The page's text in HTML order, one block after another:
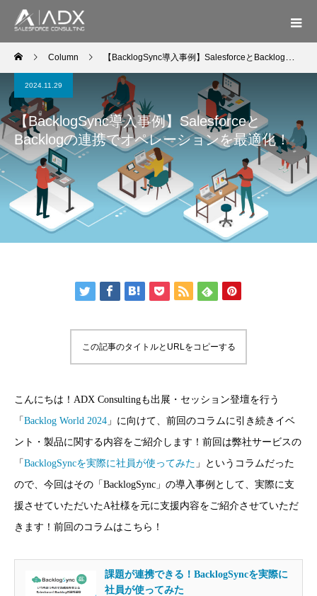
Column 【BacklogSync導入事例】SalesforceとBacklogの連携でオペレーションを最適化！
2024.11.29
【BacklogSync導入事例】Salesforceと
Backlogの連携でオペレーションを最適化！
この記事のタイトルとURLをコピーする
こんにちは！ADX Consultingも出展・セッション登壇を行う
「 Backlog World 2024 」に向けて、前回のコラムに引き続きイベ
ント・製品に関する内容をご紹介します！前回は弊社サービスの
「 BacklogSyncを実際に社員が使ってみた 」というコラムだった
ので、今回はその「BacklogSync」の導入事例として、実際に支
援させていただいたA社様を元に支援内容をご紹介させていただ
きます！前回のコラムはこちら！
課題が連携できる！BacklogSyncを実際に
社員が使ってみた